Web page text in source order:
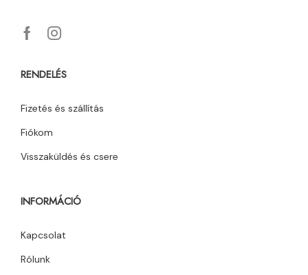
RENDELÉS
Fizetés és szállítás
Fiókom
Visszaküldés és csere
INFORMÁCIÓ
Kapcsolat
Rólunk